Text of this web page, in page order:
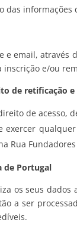
das
e email, através
e/ou
de retificação
de acesso,
exercer
Rua
de Portugal
os seus dados
a ser